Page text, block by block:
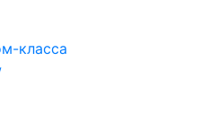
класса